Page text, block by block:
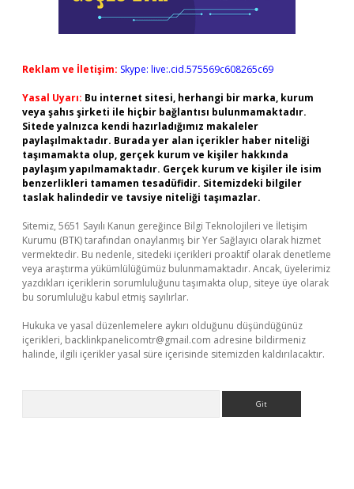
Reklam ve İletişim: Skype: live:.cid.575569c608265c69
Yasal Uyarı: Bu internet sitesi, herhangi bir marka, kurum
veya şahıs şirketi ile hiçbir bağlantısı bulunmamaktadır.
Sitede yalnızca kendi hazırladığımız makaleler
paylaşılmaktadır. Burada yer alan içerikler haber niteliği
taşımamakta olup, gerçek kurum ve kişiler hakkında
paylaşım yapılmamaktadır. Gerçek kurum ve kişiler ile isim
benzerlikleri tamamen tesadüfidir. Sitemizdeki bilgiler
taslak halindedir ve tavsiye niteliği taşımazlar.
Sitemiz, 5651 Sayılı Kanun gereğince Bilgi Teknolojileri ve İletişim
Kurumu (BTK) tarafından onaylanmış bir Yer Sağlayıcı olarak hizmet
vermektedir. Bu nedenle, sitedeki içerikleri proaktif olarak denetleme
veya araştırma yükümlülüğümüz bulunmamaktadır. Ancak, üyelerimiz
yazdıkları içeriklerin sorumluluğunu taşımakta olup, siteye üye olarak
bu sorumluluğu kabul etmiş sayılırlar.
Hukuka ve yasal düzenlemelere aykırı olduğunu düşündüğünüz
içerikleri, backlinkpanelicomtr@gmail.com adresine bildirmeniz
halinde, ilgili içerikler yasal süre içerisinde sitemizden kaldırılacaktır.